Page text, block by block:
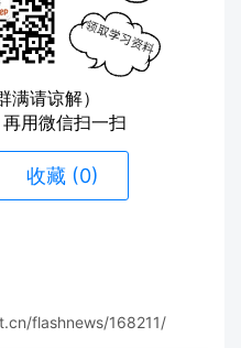
满请谅解）
用微信扫一扫
收藏 (0)
flashnews/168211/